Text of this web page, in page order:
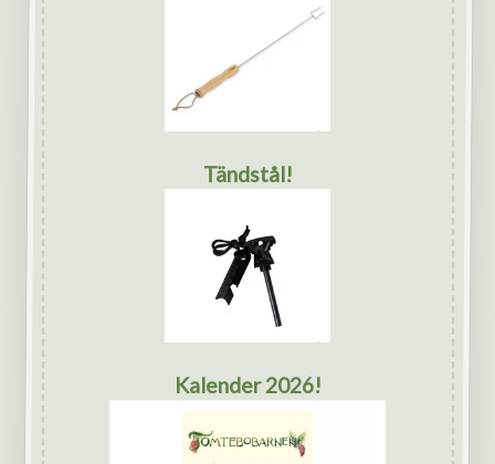
Tändstål!
Kalender 2026!